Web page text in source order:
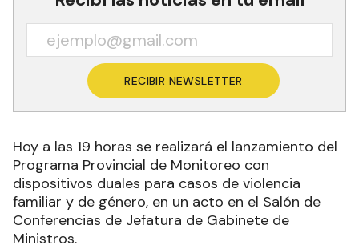
RECIBIR NEWSLETTER
Hoy a las 19 horas se realizará el lanzamiento del
Programa Provincial de Monitoreo con
dispositivos duales para casos de violencia
familiar y de género, en un acto en el Salón de
Conferencias de Jefatura de Gabinete de
Ministros.